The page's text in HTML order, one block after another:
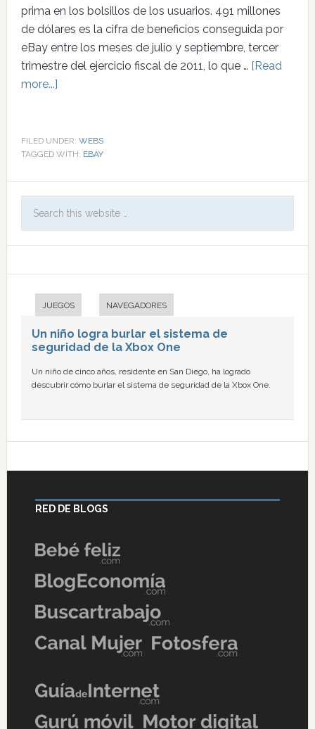
prima en los bolsillos de los usuarios. 491 millones
de dólares es la cifra de beneficios conseguida por
eBay entre los meses de julio y septiembre, tercer
trimestre del ejercicio fiscal de 2011, lo que … [Read
more...]
FILED UNDER: WEBS
TAGGED WITH: EBAY
JUEGOS NAVEGADORES
Un niño logra burlar el sistema de
seguridad de la Xbox One
Un niño de cinco años, residente en San Diego, ha logrado
descubrir cómo burlar el sistema de seguridad de la Xbox One.
RED DE BLOGS